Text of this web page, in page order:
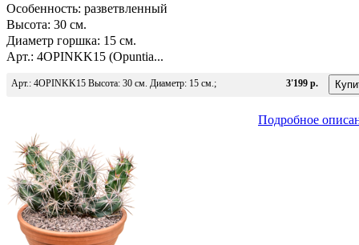
Особенность: разветвленный
Высота: 30 см.
Диаметр горшка: 15 см.
Арт.: 4OPINKK15 (Opuntia...
Арт.: 4OPINKK15 Высота: 30 см. Диаметр: 15 см.; 3'199 р.
Подробное